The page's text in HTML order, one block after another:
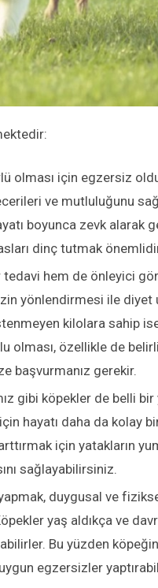
olması için egzersiz
ve mutluluğunu
boyunca zevk alarak
dinç tutmak
tedavi hem de önleyici
yönlendirmesi ile diyet
kilolara sahip
olması, özellikle de
başvurmanız gerekir.
gibi köpekler de belli
hayatı daha da kolay
için yatakların
sağlayabilirsiniz.
duygusal ve
yaş aldıkça ve
Bu yüzden
egzersizler